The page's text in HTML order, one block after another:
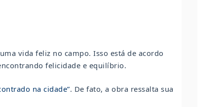
vida feliz no campo. Isso está de acordo
felicidade e equilíbrio.
na cidade”. De fato, a obra ressalta sua